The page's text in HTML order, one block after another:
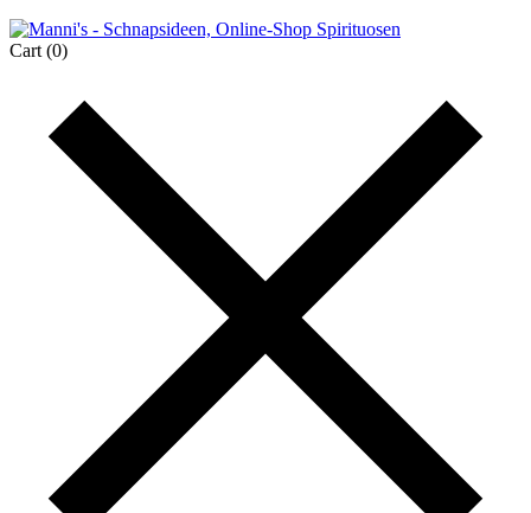
Cart (0)